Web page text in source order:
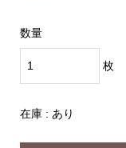
数量
枚
在庫 : あり